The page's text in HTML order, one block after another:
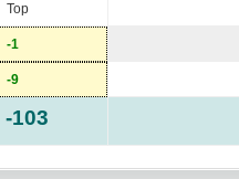
Top
-1
-9
-103